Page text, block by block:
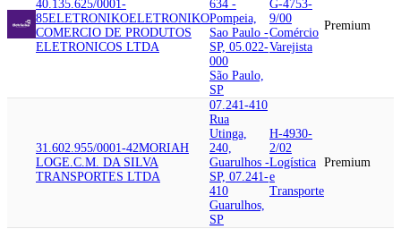
40.135.625/0001-
85ELETRONIKOELETRONIKO
COMERCIO DE PRODUTOS
ELETRONICOS LTDA
634 -
Pompeia,
Sao Paulo -
SP, 05.022-
000
São Paulo,
SP
G-4753-
9/00
Comércio
Varejista
Premium
31.602.955/0001-42MORIAH
LOGE.C.M. DA SILVA
TRANSPORTES LTDA
07.241-410
Rua
Utinga,
240,
Guarulhos -
SP, 07.241-
410
Guarulhos,
SP
H-4930-
2/02
Logística
e
Transporte
Premium